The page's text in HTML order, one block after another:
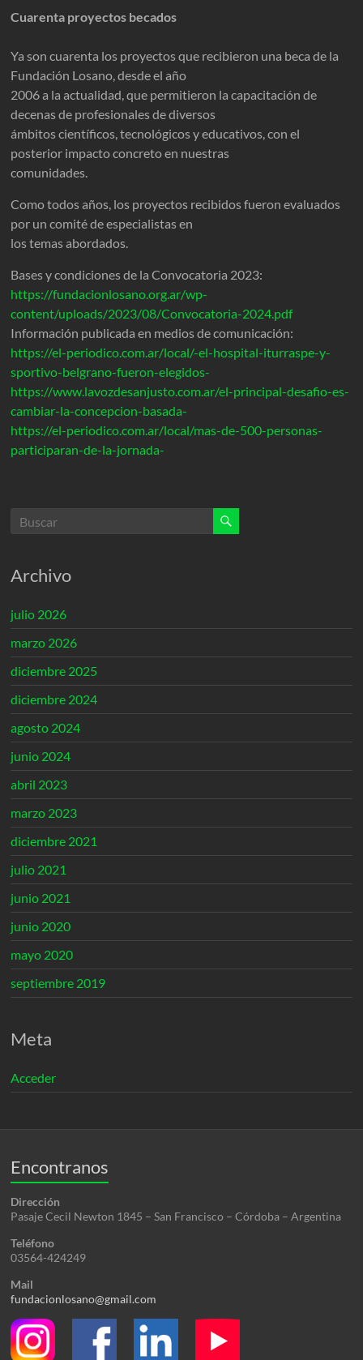
Cuarenta proyectos becados
Ya son cuarenta los proyectos que recibieron una beca de la
Fundación Losano, desde el año
2006 a la actualidad, que permitieron la capacitación de
decenas de profesionales de diversos
ámbitos científicos, tecnológicos y educativos, con el
posterior impacto concreto en nuestras
comunidades.
Como todos años, los proyectos recibidos fueron evaluados
por un comité de especialistas en
los temas abordados.
Bases y condiciones de la Convocatoria 2023:
https://fundacionlosano.org.ar/wp-
content/uploads/2023/08/Convocatoria-2024.pdf
Información publicada en medios de comunicación:
https://el-periodico.com.ar/local/-el-hospital-iturraspe-y-
sportivo-belgrano-fueron-elegidos-
https://www.lavozdesanjusto.com.ar/el-principal-desafio-es-
cambiar-la-concepcion-basada-
https://el-periodico.com.ar/local/mas-de-500-personas-
participaran-de-la-jornada-
Archivo
julio 2026
marzo 2026
diciembre 2025
diciembre 2024
agosto 2024
junio 2024
abril 2023
marzo 2023
diciembre 2021
julio 2021
junio 2021
junio 2020
mayo 2020
septiembre 2019
Meta
Acceder
Encontranos
Dirección
Pasaje Cecil Newton 1845 – San Francisco – Córdoba – Argentina
Teléfono
03564-424249
Mail
fundacionlosano@gmail.com